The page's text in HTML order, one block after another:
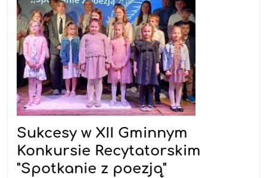
Sukcesy w XII Gminnym
Konkursie Recytatorskim
"Spotkanie z poezją"